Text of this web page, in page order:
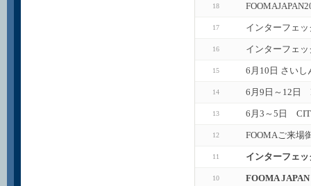
18
17 インターフェ
16 インターフェ
15 6月10日 さいし
14 6月9日～12日
13 6月3～5日
12 FOOMAご来場
11 インターフェ
10 FOOMA